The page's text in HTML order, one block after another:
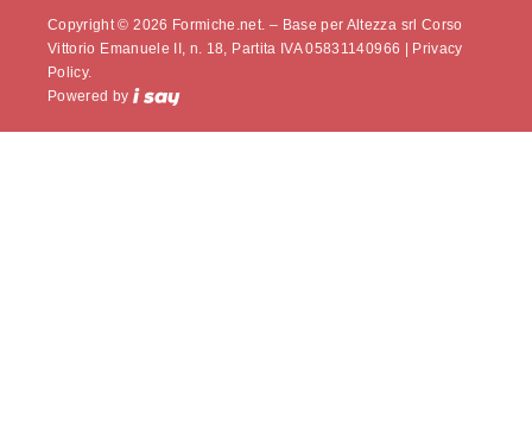
Copyright © 2026 Formiche.net. – Base per Altezza srl Corso
Vittorio Emanuele II, n. 18, Partita IVA 05831140966 |
Privacy
Policy.
Powered by